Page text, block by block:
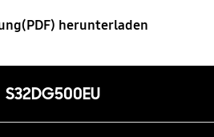
herunterladen
S32DG500EU